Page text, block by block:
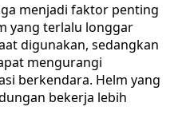
menjadi faktor penting
yang terlalu longgar
digunakan, sedangkan
mengurangi
berkendara. Helm yang
bekerja lebih